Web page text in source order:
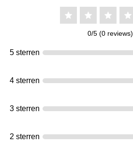
0/5 (0 reviews)
5 sterren
4 sterren
3 sterren
2 sterren